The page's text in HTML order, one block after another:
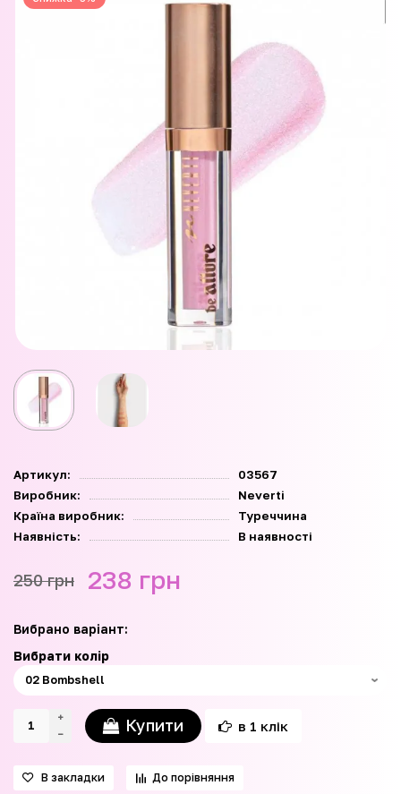
Артикул:
03567
Виробник:
Neverti
Країна виробник:
Туреччина
Наявність:
В наявності
250 грн 238 грн
Вибрано варіант:
Вибрати колір
Купити в 1 клік
В закладки До порівняння